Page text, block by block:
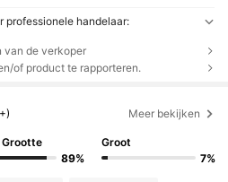
professionele handelaar:
van de verkoper
of product te rapporteren.
Meer bekijken
Grootte
89%
Groot
7%